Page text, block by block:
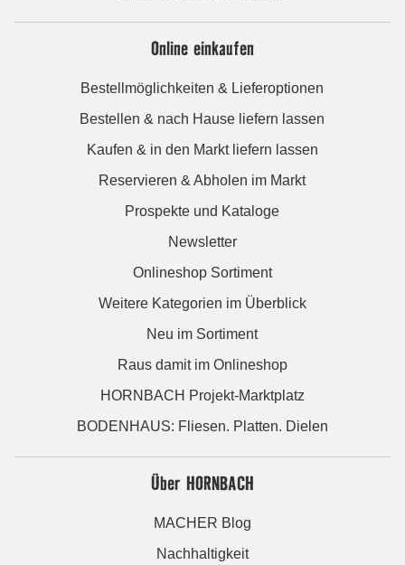
Online einkaufen
Bestellmöglichkeiten & Lieferoptionen
Bestellen & nach Hause liefern lassen
Kaufen & in den Markt liefern lassen
Reservieren & Abholen im Markt
Prospekte und Kataloge
Newsletter
Onlineshop Sortiment
Weitere Kategorien im Überblick
Neu im Sortiment
Raus damit im Onlineshop
HORNBACH Projekt-Marktplatz
BODENHAUS: Fliesen. Platten. Dielen
Über HORNBACH
MACHER Blog
Nachhaltigkeit